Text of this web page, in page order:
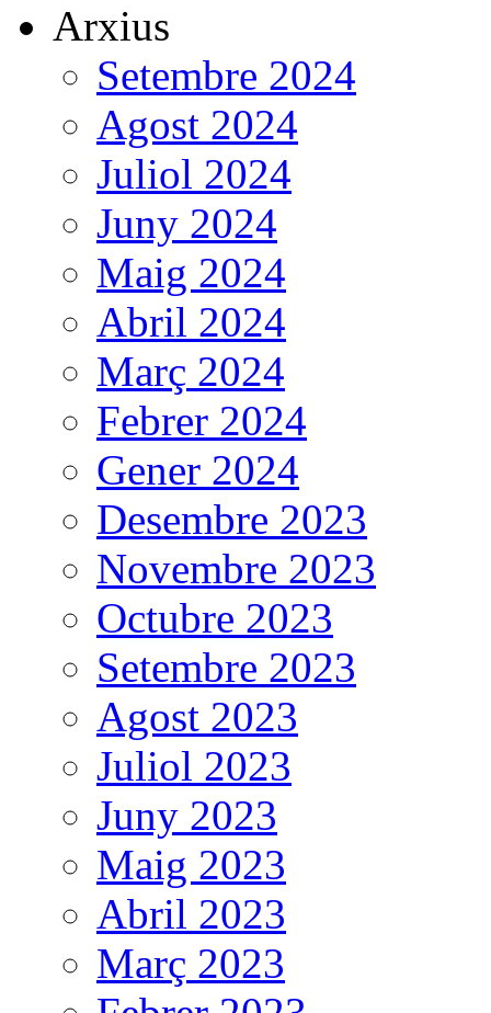
Arxius
Setembre 2024
Agost 2024
Juliol 2024
Juny 2024
Maig 2024
Abril 2024
Març 2024
Febrer 2024
Gener 2024
Desembre 2023
Novembre 2023
Octubre 2023
Setembre 2023
Agost 2023
Juliol 2023
Juny 2023
Maig 2023
Abril 2023
Març 2023